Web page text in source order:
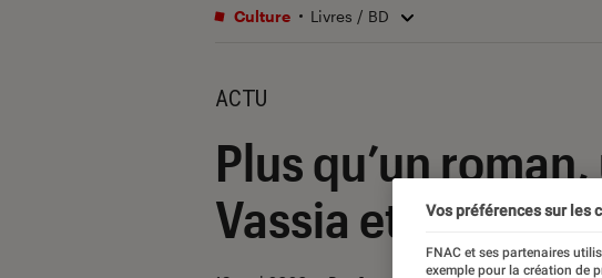
Culture Livres / BD
ACTU
Plus qu’un
Vassia et la fille
Vos préférences sur les
FNAC et ses partenaires
exemple pour la création de